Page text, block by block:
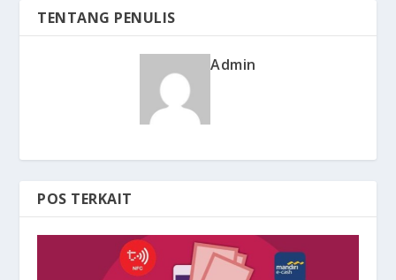
TENTANG PENULIS
Admin
POS TERKAIT